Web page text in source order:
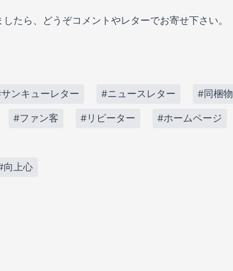
たら、どうぞコメントやレターでお寄せ下さい。
ンキューレター #ニュースレター #同梱物
#ファン客 #リピーター #ホームページ
向上心